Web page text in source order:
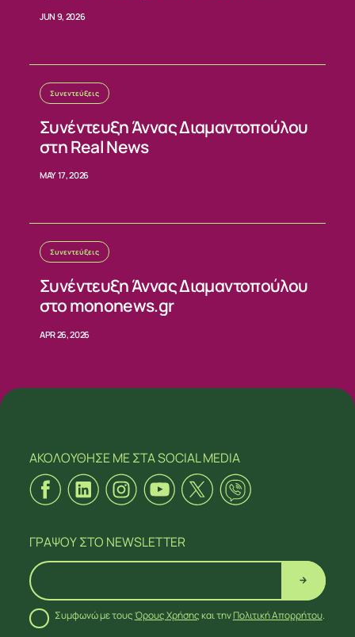
ΑΚΟΛΟΥΘΗΣΕ ΜΕΣΤΑ SOCIAL MEDIA
JUN 9, 2026
Συνεντεύξεις
Συνέντευξη Άννας Διαμαντοπούλου
στη Real News
MAY 17, 2026
Συνεντεύξεις
Συνέντευξη Άννας Διαμαντοπούλου
στο mononews.gr
APR 26, 2026
ΑΚΟΛΟΥΘΗΣΕ ΜΕΣΤΑ SOCIAL MEDIA
ΓΡΑΨΟΥΣΤΟ NEWSLETTER
Συμφωνώ με τουςΌρους Χρήσηςκαι τηνΠολιτική Απορρήτου.